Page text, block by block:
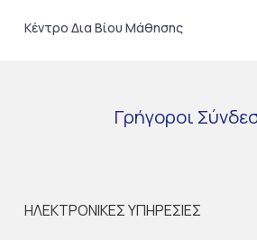
Κέντρο Δια Βίου Μάθησης
Γρήγοροι
ΗΛΕΚΤΡΟΝΙΚΕΣ ΥΠΗΡΕΣΙΕΣ